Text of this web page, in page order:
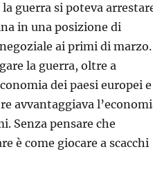
la guerra si poteva
in una posizione di
ai primi di marzo.
la guerra, oltre a
dei paesi europei e
avvantaggiava
Senza pensare che
è come giocare a scacchi